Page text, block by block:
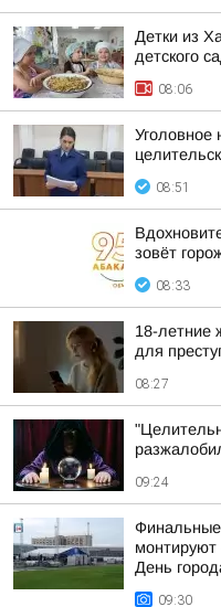
Детки из
детского
08:06
Уголовное
08:51
зовёт
08:33
18-летние
для
08:27
09:24
монтируют
День
09:30